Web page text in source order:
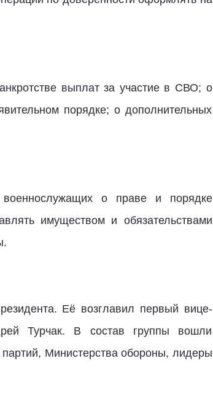
выплат за участие в СВО; о
порядке; о дополнительных
о праве и порядке
имуществом и обязательствами
Её возглавил первый вице-
Турчак. В состав группы вошли
Министерства обороны, лидеры